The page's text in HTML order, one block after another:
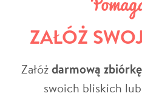
ZAŁÓŻ
Załóżdarmową zbiórkę
swoich bliskich